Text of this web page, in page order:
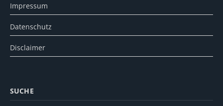
Impressum
Datenschutz
Disclaimer
SUCHE